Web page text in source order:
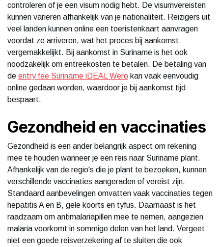
controleren of je een visum nodig hebt. De visumvereisten
kunnen variëren afhankelijk van je nationaliteit. Reizigers uit
veel landen kunnen online een toeristenkaart aanvragen
voordat ze arriveren, wat het proces bij aankomst
vergemakkelijkt. Bij aankomst in Suriname is het ook
noodzakelijk om entreekosten te betalen. De betaling van
de entry fee Suriname iDEAL Wero kan vaak eenvoudig
online gedaan worden, waardoor je bij aankomst tijd
bespaart.
Gezondheid en vaccinaties
Gezondheid is een ander belangrijk aspect om rekening
mee te houden wanneer je een reis naar Suriname plant.
Afhankelijk van de regio's die je plant te bezoeken, kunnen
verschillende vaccinaties aangeraden of vereist zijn.
Standaard aanbevelingen omvatten vaak vaccinaties tegen
hepatitis A en B, gele koorts en tyfus. Daarnaast is het
raadzaam om antimalariapillen mee te nemen, aangezien
malaria voorkomt in sommige delen van het land. Vergeet
niet een goede reisverzekering af te sluiten die ook